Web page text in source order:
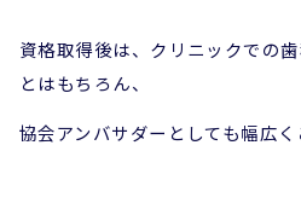
資格取得後は、クリニックでの
とはもちろん、
協会アンバサダーとしても幅広く